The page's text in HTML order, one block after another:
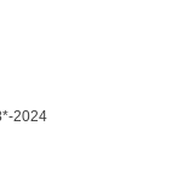
2024